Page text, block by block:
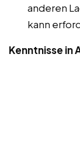
anderen
kann
Kenntnisse in